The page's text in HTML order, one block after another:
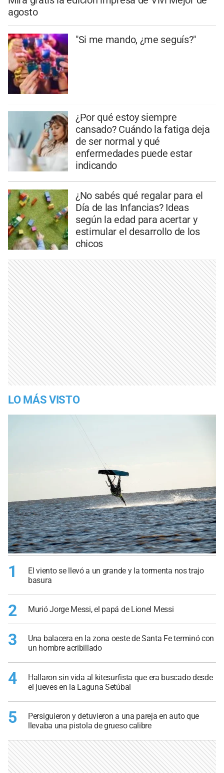
agosto
"Si me mando, ¿me seguís?"
¿Por qué estoy siempre
cansado? Cuándo la fatiga deja
de ser normal y qué
enfermedades puede estar
indicando
¿No sabés qué regalar para el
Día de las Infancias? Ideas
según la edad para acertar y
estimular el desarrollo de los
chicos
LO MÁS VISTO
1
El viento se llevó a un grande y la tormenta nos trajo
basura
2 Murió Jorge Messi, el papá de Lionel Messi
3
Una balacera en la zona oeste de Santa Fe terminó con
un hombre acribillado
4
Hallaron sin vida al kitesurfista que era buscado desde
el jueves en la Laguna Setúbal
5
Persiguieron y detuvieron a una pareja en auto que
llevaba una pistola de grueso calibre